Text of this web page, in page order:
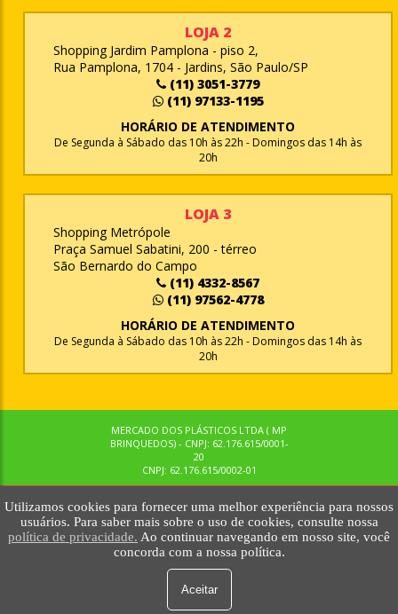
Utilizamos cookies para fornecer uma melhor experiência para nossos
usuários. Para saber mais sobre o uso de cookies, consulte nossa
política de privacidade. Ao continuar navegando em nosso site, você
concorda com a nossa política.
Aceitar
LOJA 2
Shopping Jardim Pamplona - piso 2,
Rua Pamplona, 1704 - Jardins, São Paulo/SP
(11) 3051-3779
(11) 97133-1195
HORÁRIO DE ATENDIMENTO
De Segunda à Sábado das 10h às 22h - Domingos das 14h às
20h
LOJA 3
Shopping Metrópole
Praça Samuel Sabatini, 200 - térreo
São Bernardo do Campo
(11) 4332-8567
(11) 97562-4778
HORÁRIO DE ATENDIMENTO
De Segunda à Sábado das 10h às 22h - Domingos das 14h às
20h
MERCADO DOS PLÁSTICOS LTDA ( MP
BRINQUEDOS) - CNPJ: 62.176.615/0001-
20
CNPJ: 62.176.615/0002-01
© MPBRINQUEDOS. TODOS OS DIREITOS RESERVADOS. MKTNOW